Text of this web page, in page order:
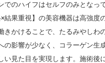
でのハイフはセルフのみとなっ
×結果重視】の美容機器は高強度
きかけることで、たるみやしわ
の影響が少なく、コラーゲン生
い見た目を実現します。施術後